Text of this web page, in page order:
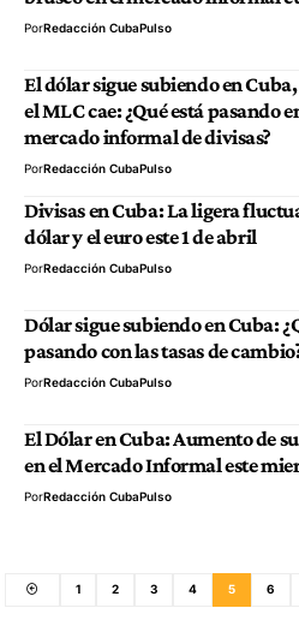
PorRedacción CubaPulso
El dólar sigue subiendo en
el MLC cae: ¿Qué está pasando
mercado informal de divisas?
PorRedacción CubaPulso
Divisas en Cuba: La ligera
dólar y el euro este 1 de abril
PorRedacción CubaPulso
Dólar sigue subiendo en Cuba:
pasando con las tasas de
PorRedacción CubaPulso
El Dólar en Cuba: Aumento de
en el Mercado Informal este
PorRedacción CubaPulso
1 2 3 4 5 6